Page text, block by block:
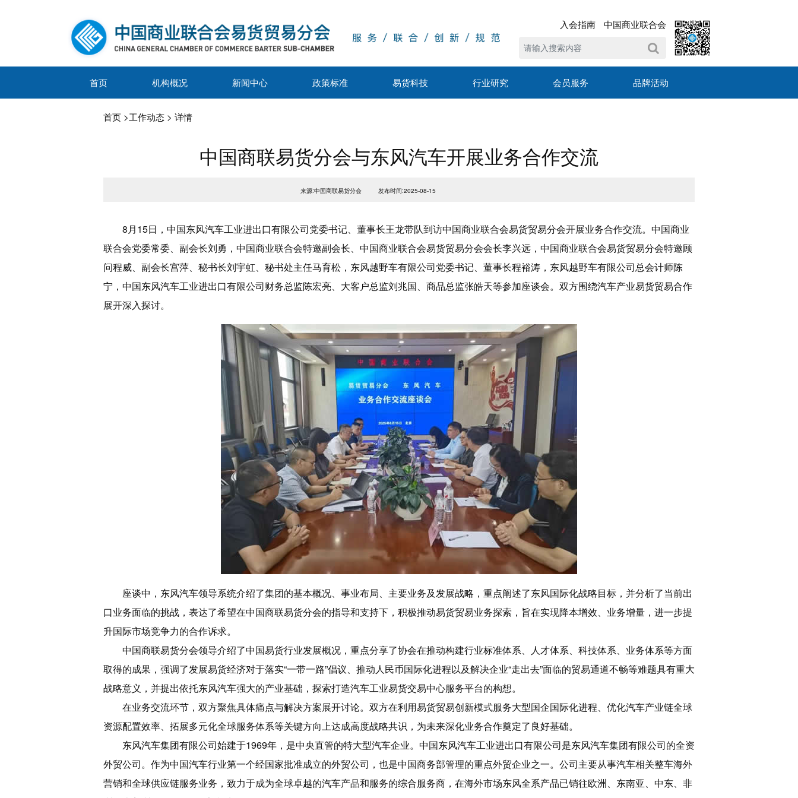
入会指南 中国商业联合会
首页 机构概况 新闻中心 政策标准 易货科技 行业研究 会员服务 品牌活动
首页 >工作动态 > 详情
中国商联易货分会与东风汽车开展业务合作交流
来源:中国商联易货分会 发布时间:2025-08-15
8月15日，中国东风汽车工业进出口有限公司党委书记、董事长王龙带队到访中国商业联合会易货贸易分会开展业务合作交流。中国商业
联合会党委常委、副会长刘勇，中国商业联合会特邀副会长、中国商业联合会易货贸易分会会长李兴远，中国商业联合会易货贸易分会特邀顾
问程威、副会长宫萍、秘书长刘宇虹、秘书处主任马育松，东风越野车有限公司党委书记、董事长程裕涛，东风越野车有限公司总会计师陈
宁，中国东风汽车工业进出口有限公司财务总监陈宏亮、大客户总监刘兆国、商品总监张皓天等参加座谈会。双方围绕汽车产业易货贸易合作
展开深入探讨。
座谈中，东风汽车领导系统介绍了集团的基本概况、事业布局、主要业务及发展战略，重点阐述了东风国际化战略目标，并分析了当前出
口业务面临的挑战，表达了希望在中国商联易货分会的指导和支持下，积极推动易货贸易业务探索，旨在实现降本增效、业务增量，进一步提
升国际市场竞争力的合作诉求。
中国商联易货分会领导介绍了中国易货行业发展概况，重点分享了协会在推动构建行业标准体系、人才体系、科技体系、业务体系等方面
取得的成果，强调了发展易货经济对于落实“一带一路”倡议、推动人民币国际化进程以及解决企业“走出去”面临的贸易通道不畅等难题具有重大
战略意义，并提出依托东风汽车强大的产业基础，探索打造汽车工业易货交易中心服务平台的构想。
在业务交流环节，双方聚焦具体痛点与解决方案展开讨论。双方在利用易货贸易创新模式服务大型国企国际化进程、优化汽车产业链全球
资源配置效率、拓展多元化全球服务体系等关键方向上达成高度战略共识，为未来深化业务合作奠定了良好基础。
东风汽车集团有限公司始建于1969年，是中央直管的特大型汽车企业。中国东风汽车工业进出口有限公司是东风汽车集团有限公司的全资
外贸公司。作为中国汽车行业第一个经国家批准成立的外贸公司，也是中国商务部管理的重点外贸企业之一。公司主要从事汽车相关整车海外
营销和全球供应链服务业务，致力于成为全球卓越的汽车产品和服务的综合服务商，在海外市场东风全系产品已销往欧洲、东南亚、中东、非